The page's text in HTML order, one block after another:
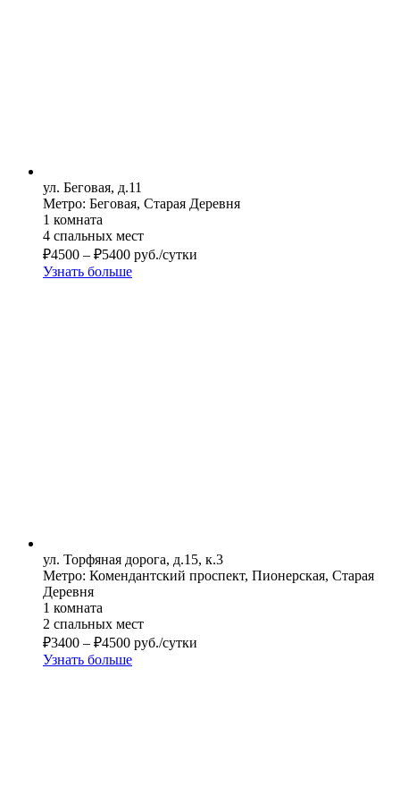
ул. Беговая, д.11
Метро: Беговая, Старая Деревня
1 комната
4 спальных мест
₽4500 – ₽5400 руб./сутки
Узнать больше
ул. Торфяная дорога, д.15, к.3
Метро: Комендантский проспект, Пионерская, Старая
Деревня
1 комната
2 спальных мест
₽3400 – ₽4500 руб./сутки
Узнать больше